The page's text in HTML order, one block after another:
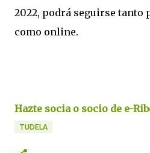
2022, podrá seguirse tanto
como online.
Hazte socia o socio de e-
TUDELA